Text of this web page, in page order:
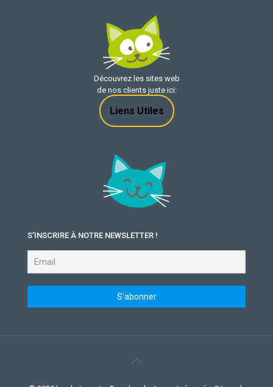
Découvrez les sites web
de nos clients juste ici:
Liens Utiles
S’INSCRIRE À NOTRE NEWSLETTER !